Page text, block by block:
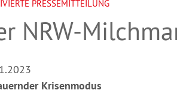
PRESSEMITTEILUNG
NRW-
Krisenmodus